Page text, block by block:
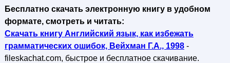
Бесплатно скачать электронную книгу в удобном
формате, смотреть и читать:
Скачать книгу Английский язык, как избежать
грамматических ошибок, Вейхман Г.А., 1998-
fileskachat.com, быстрое и бесплатное скачивание.